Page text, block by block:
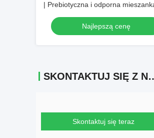
| Prebiotyczna i odporna
skrobi, codzienny botaniczny
suplement dietyNajlepszą cenę
Skontaktuj się teraz